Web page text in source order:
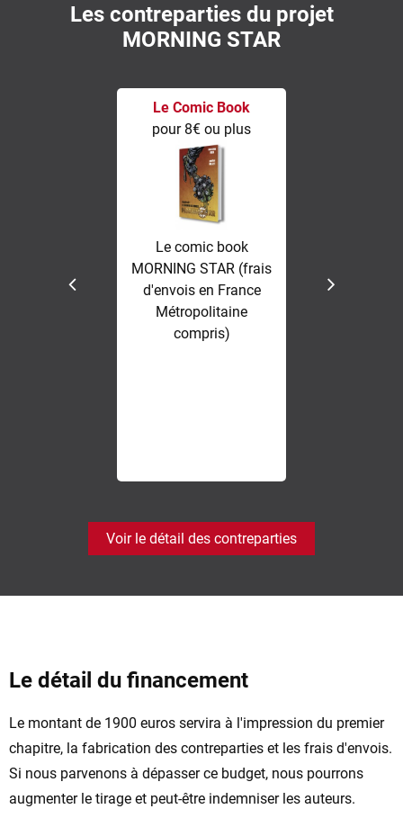
Les contreparties du projet
MORNING STAR
Le Comic Book
pour 8€ ou plus
Le comic book
MORNING STAR (frais
d'envois en France
Métropolitaine
compris)
Voir le détail des contreparties
Le détail du financement
Le montant de 1900 euros servira à l'impression du premier
chapitre, la fabrication des contreparties et les frais d'envois.
Si nous parvenons à dépasser ce budget, nous pourrons
augmenter le tirage et peut-être indemniser les auteurs.